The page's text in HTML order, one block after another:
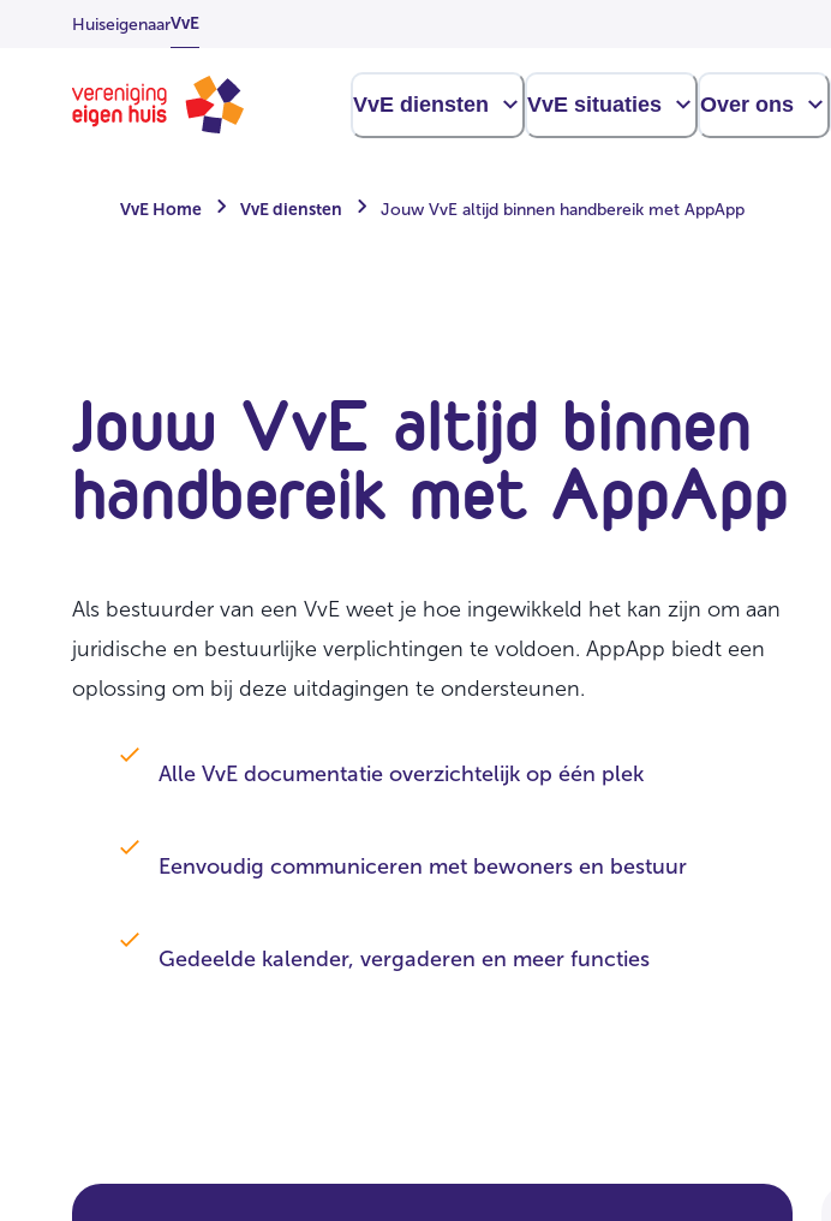
OverslaanHuiseigenaarVvE
Homepage
VvE diensten VvE situaties Over ons
VvE Home VvE diensten Jouw VvE altijd binnen handbereik met AppApp
Jouw VvE altijd binnen
handbereik met AppApp
Als bestuurder van een VvE weet je hoe ingewikkeld het kan zijn om aan
juridische en bestuurlijke verplichtingen te voldoen. AppApp biedt een
oplossing om bij deze uitdagingen te ondersteunen.
Alle VvE documentatie overzichtelijk op één plek
Eenvoudig communiceren met bewoners en bestuur
Gedeelde kalender, vergaderen en meer functies